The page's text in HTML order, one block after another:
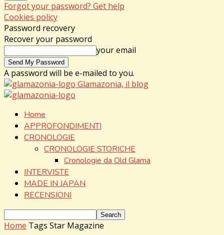
Forgot your password? Get help
Cookies policy
Password recovery
Recover your password
your email
A password will be e-mailed to you.
Glamazonia, il blog
Home
APPROFONDIMENTI
CRONOLOGIE
CRONOLOGIE STORICHE
Cronologie da Old Glama
INTERVISTE
MADE IN JAPAN
RECENSIONI
Home Tags Star Magazine